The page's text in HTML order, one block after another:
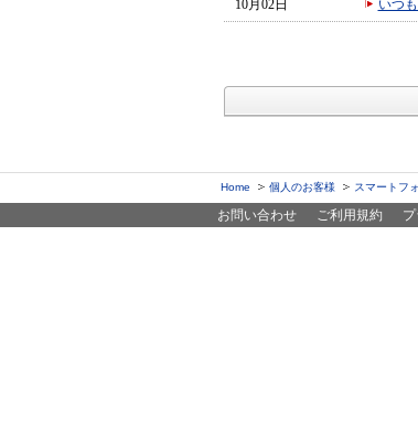
10月02日 いつ
Home 個人のお客様 スマートフ
お問い合わせ ご利用規約